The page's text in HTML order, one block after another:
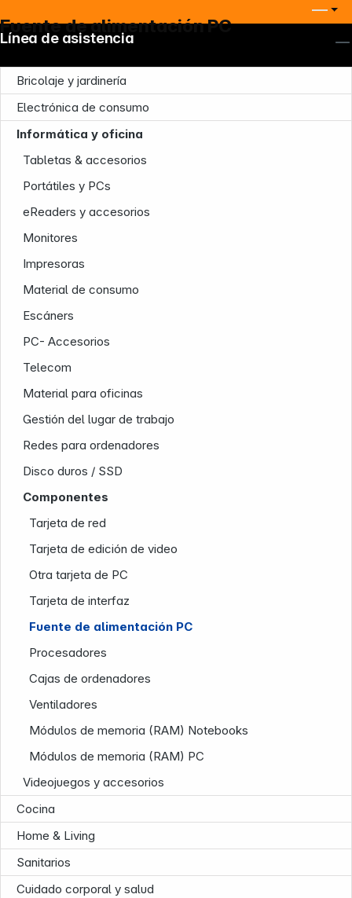
Fuente de alimentación PC
Bricolaje y jardinería
Electrónica de consumo
Informática y oficina
Tabletas & accesorios
Portátiles y PCs
eReaders y accesorios
Monitores
Impresoras
Material de consumo
Escáners
PC- Accesorios
Telecom
Material para oficinas
Gestión del lugar de trabajo
Redes para ordenadores
Disco duros / SSD
Componentes
Tarjeta de red
Tarjeta de edición de video
Otra tarjeta de PC
Tarjeta de interfaz
Fuente de alimentación PC
Procesadores
Cajas de ordenadores
Ventiladores
Módulos de memoria (RAM) Notebooks
Módulos de memoria (RAM) PC
Videojuegos y accesorios
Cocina
Home & Living
Sanitarios
Cuidado corporal y salud
Línea de asistencia
Nuestra empresa